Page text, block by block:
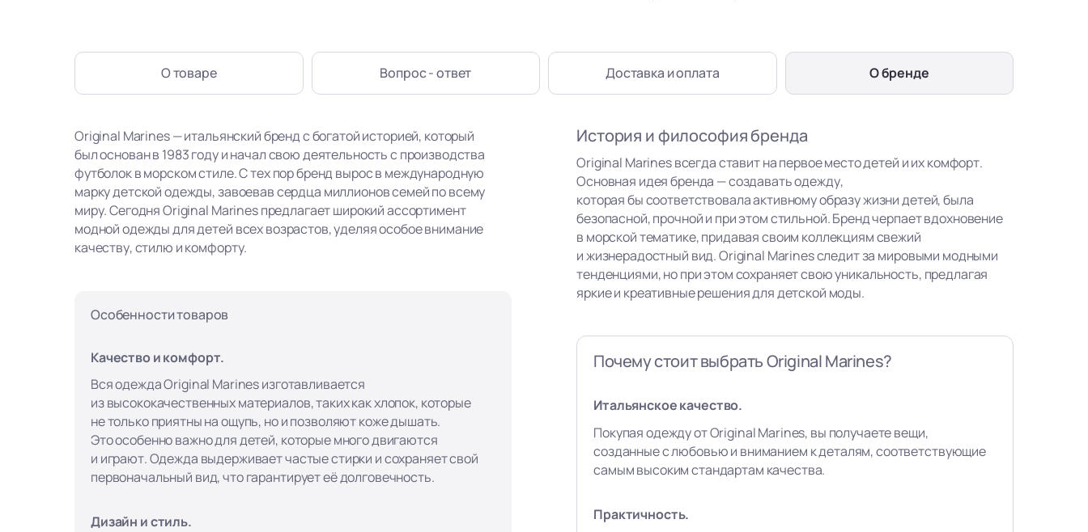
О товаре Вопрос - ответ Доставка и оплата О бренде
Original Marines — итальянский бренд с богатой историей, который
был основан в 1983 году и начал свою деятельность с производства
футболок в морском стиле. С тех пор бренд вырос в международную
марку детской одежды, завоевав сердца миллионов семей по всему
миру. Сегодня Original Marines предлагает широкий ассортимент
модной одежды для детей всех возрастов, уделяя особое внимание
качеству, стилю и комфорту.
Особенности товаров
Качество и комфорт.
Вся одежда Original Marines изготавливается
из высококачественных материалов, таких как хлопок, которые
не только приятны на ощупь, но и позволяют коже дышать.
Это особенно важно для детей, которые много двигаются
и играют. Одежда выдерживает частые стирки и сохраняет свой
первоначальный вид, что гарантирует её долговечность.
Дизайн и стиль.
История и философия бренда
Original Marines всегда ставит на первое место детей и их комфорт.
Основная идея бренда — создавать одежду,
которая бы соответствовала активному образу жизни детей, была
безопасной, прочной и при этом стильной. Бренд черпает вдохновение
в морской тематике, придавая своим коллекциям свежий
и жизнерадостный вид. Original Marines следит за мировыми модными
тенденциями, но при этом сохраняет свою уникальность, предлагая
яркие и креативные решения для детской моды.
Почему стоит выбрать Original Marines?
Итальянское качество.
Покупая одежду от Original Marines, вы получаете вещи,
созданные с любовью и вниманием к деталям, соответствующие
самым высоким стандартам качества.
Практичность.